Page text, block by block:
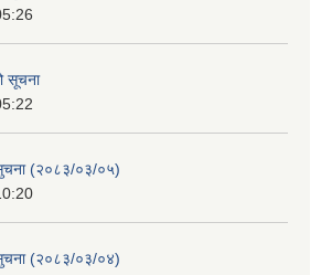
सूचना
(२०८३/०३/०५)
(२०८३/०३/०४)